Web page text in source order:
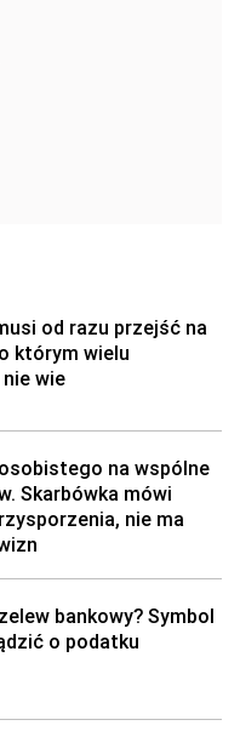
od razu przejść na
którym wielu
wie
na wspólne
Skarbówka mówi
nie ma
bankowy? Symbol
o podatku